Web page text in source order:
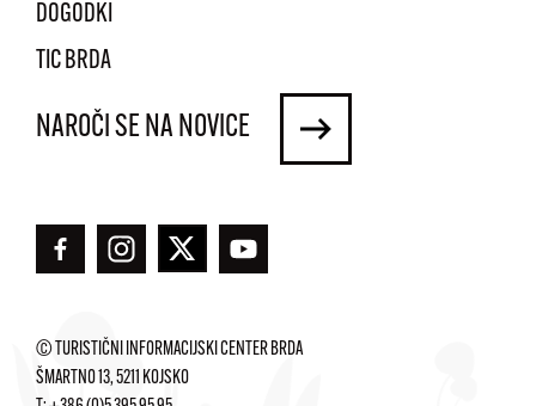
DOGODKI
TIC BRDA
NAROČI SE NA NOVICE
© TURISTIČNI INFORMACIJSKI CENTER BRDA
ŠMARTNO 13, 5211 KOJSKO